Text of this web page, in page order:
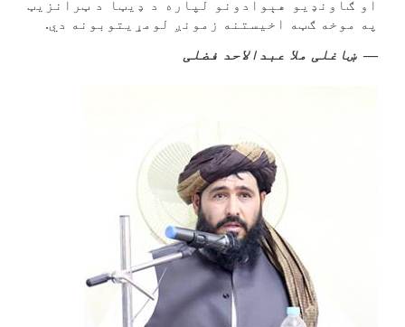
او ګاونډیو هېوادونو لپاره د ډیټا د ټرانزیټ
په موخه ګټه اخیستنه زمونږ لومړیتوبونه دي.
ښاغلی ملا عبدالاحد فضلی